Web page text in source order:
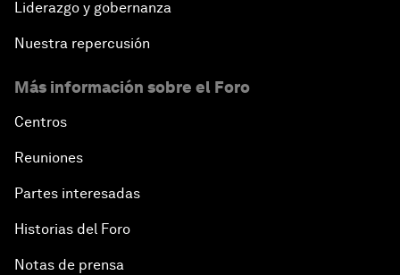
Liderazgo y gobernanza
Nuestra repercusión
Más información sobre el Foro
Centros
Reuniones
Partes interesadas
Historias del Foro
Notas de prensa